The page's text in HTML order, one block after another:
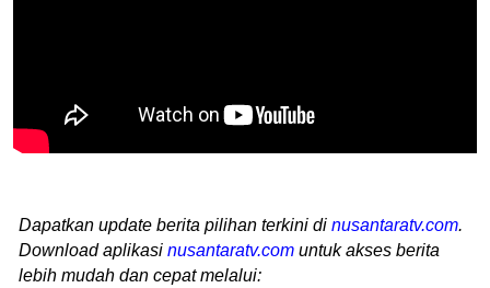
Dapatkan update berita pilihan terkini di nusantaratv.com.
Download aplikasi nusantaratv.com untuk akses berita
lebih mudah dan cepat melalui: